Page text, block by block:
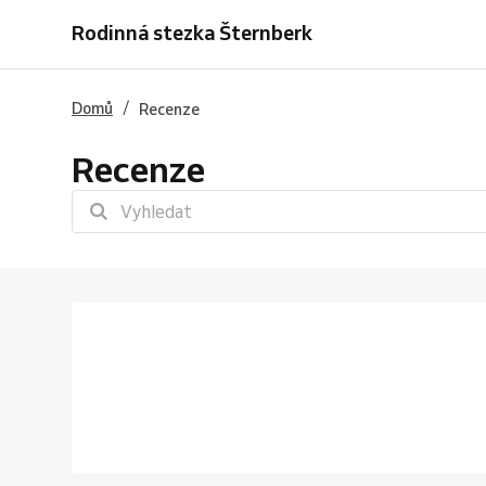
Rodinná stezka Šternberk
Domů / Recenze
Recenze